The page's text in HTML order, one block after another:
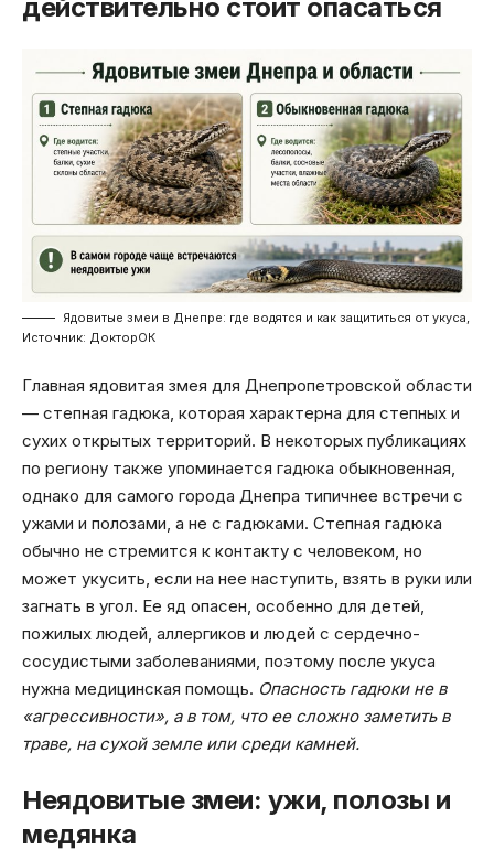
действительно стоит опасаться
Ядовитые змеи в Днепре: где водятся и как защититься от укуса,
Источник: ДокторОК
Главная ядовитая змея для Днепропетровской области
— степная гадюка, которая характерна для степных и
сухих открытых территорий. В некоторых публикациях
по региону также упоминается гадюка обыкновенная,
однако для самого города Днепра типичнее встречи с
ужами и полозами, а не с гадюками. Степная гадюка
обычно не стремится к контакту с человеком, но
может укусить, если на нее наступить, взять в руки или
загнать в угол. Ее яд опасен, особенно для детей,
пожилых людей, аллергиков и людей с сердечно-
сосудистыми заболеваниями, поэтому после укуса
нужна медицинская помощь. Опасность гадюки не в
«агрессивности», а в том, что ее сложно заметить в
траве, на сухой земле или среди камней.
Неядовитые змеи: ужи, полозы и
медянка